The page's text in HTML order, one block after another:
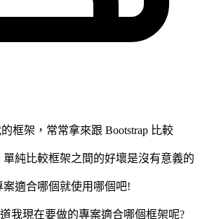
框架，常常拿來跟 Bootstrap 比較
純比較框架之間的好壞是沒有意義的
適合哪個就使用哪個吧!
我現在要做的專案適合哪個框架呢?